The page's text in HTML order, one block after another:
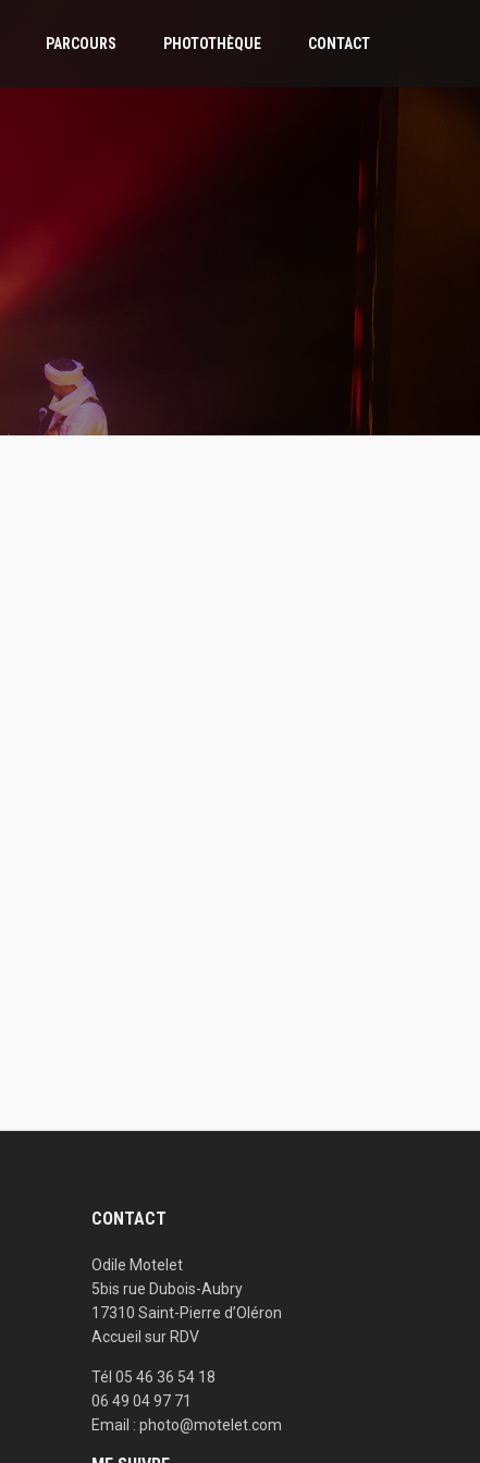
PARCOURS PHOTOTHÈQUE CONTACT
CONTACT
Odile Motelet
5bis rue Dubois-Aubry
17310 Saint-Pierre d’Oléron
Accueil sur RDV
Tél 05 46 36 54 18
06 49 04 97 71
Email : photo@motelet.com